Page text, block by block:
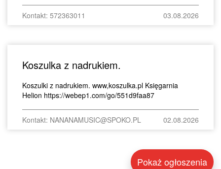
Kontakt: 572363011 03.08.2026
Koszulka z nadrukiem.
Koszulki z nadrukiem. www,koszulka.pl Księgarnia
Helion https://webep1.com/go/551d9faa87
Kontakt: NANANAMUSIC@SPOKO.PL 02.08.2026
Pokaż ogłoszenia